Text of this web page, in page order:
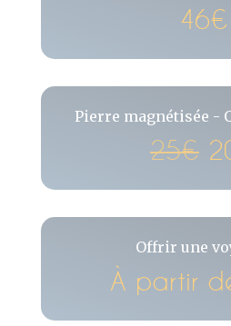
46€
Pierre magnétisée -
25€
Offrir une
À partir